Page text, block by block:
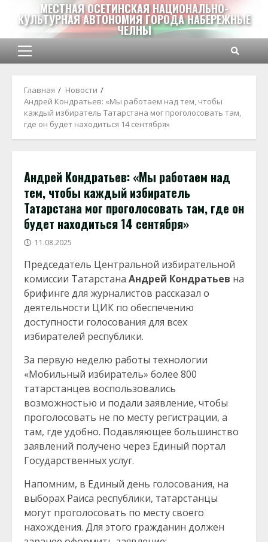
содержимому
МЕСТНАЯ ОСЕТИНСКАЯ НАЦИОНАЛЬНО-
КУЛЬТУРНАЯ АВТОНОМИЯ ГОРОДА НАБЕРЕЖНЫЕ
ЧЕЛНЫ
Основное
Главная
Новости
Андрей Кондратьев: «Мы работаем над тем, чтобы
каждый избиратель Татарстана мог проголосовать там,
где он будет находиться 14 сентября»
Андрей Кондратьев: «Мы работаем над
тем, чтобы каждый избиратель
Татарстана мог проголосовать там, где он
будет находиться 14 сентября»
11.08.2025
Председатель Центральной избирательной
комиссии Татарстана Андрей Кондратьев на
брифинге для журналистов рассказал о
деятельности ЦИК по обеспечению
доступности голосования для всех
избирателей республики.
За первую неделю работы технологии
«Мобильный избиратель» более 800
татарстанцев воспользовались
возможностью и подали заявление, чтобы
проголосовать не по месту регистрации, а
там, где удобно. Подавляющее большинство
заявлений получено через Единый портал
Государственных услуг.
Напомним, в Единый день голосования, на
выборах Раиса республики, татарстанцы
могут проголосовать по месту своего
нахождения. Для этого гражданин должен